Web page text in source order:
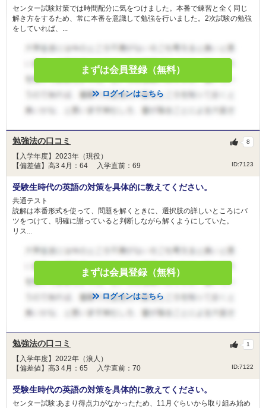
センター試験対策では時間配分に気をつけました。本番で練習と全く同じ
解き方をするため、常に本番を意識して勉強を行いました。2次試験の勉強
をしていれば、...
まずは会員登録（無料）
ログインはこちら
勉強法の口コミ
【入学年度】2023年（現役）
【偏差値】高3 4月：64 入学直前：69
ID:7123
8
受験生時代の英語の対策を具体的に教えてください。
共通テスト
読解は本番形式を使って、問題を解くときに、選択肢の詳しいところにバ
ツをつけて、明確に謝っていると判断しながら解くようにしていた。
リス...
まずは会員登録（無料）
ログインはこちら
勉強法の口コミ
【入学年度】2022年（浪人）
【偏差値】高3 4月：65 入学直前：70
ID:7122
1
受験生時代の英語の対策を具体的に教えてください。
センター試験:あまり得点力がなかったため、11月ぐらいから取り組み始め